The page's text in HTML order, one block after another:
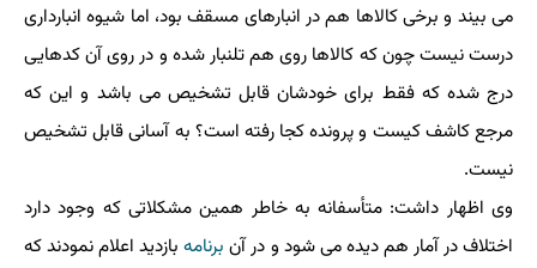
می بیند و برخی کالاها هم در انبارهای مسقف بود، اما شیوه انبارداری
درست نیست چون که کالاها روی هم تلنبار شده و در روی آن کدهایی
درج شده که فقط برای خودشان قابل تشخیص می باشد و این که
مرجع کاشف کیست و پرونده کجا رفته است؟ به آسانی قابل تشخیص
نیست.
وی اظهار داشت: متأسفانه به خاطر همین مشکلاتی که وجود دارد
اختلاف در آمار هم دیده می شود و در آن برنامهبازدید اعلام نمودند که